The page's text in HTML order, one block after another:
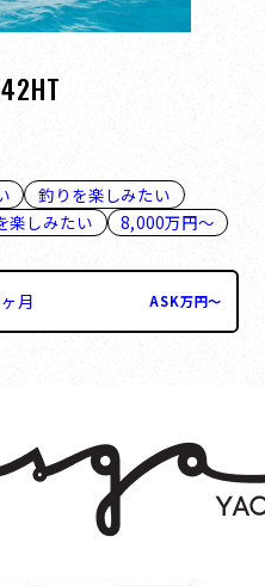
釣りを楽しみたい
楽しみたい
8,000万円～
月 ASK万円〜